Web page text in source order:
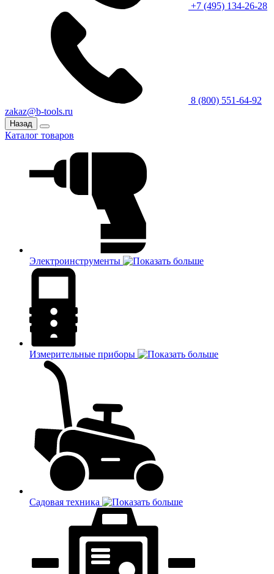
+7 (495) 134-26-28
8 (800) 551-64-92
zakaz@b-tools.ru
Назад
Каталог товаров
Электроинструменты
Измерительные приборы
Садовая техника